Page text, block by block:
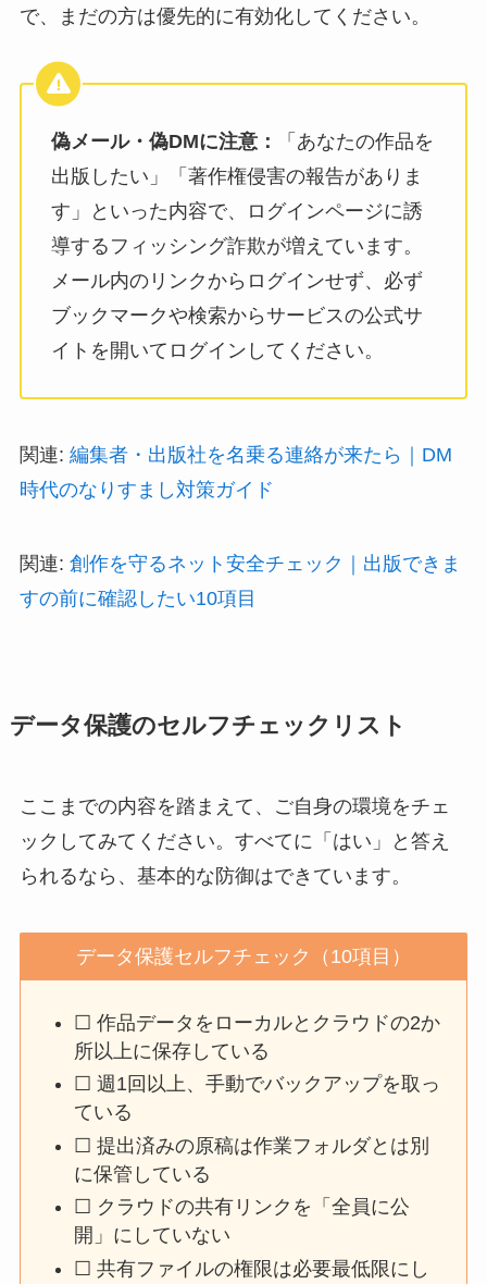
で、まだの方は優先的に有効化してください。
偽メール・偽DMに注意：
「あなたの作品を
出版したい」「著作権侵害の報告がありま
す」といった内容で、ログインページに誘
導するフィッシング詐欺が増えています。
メール内のリンクからログインせず、必ず
ブックマークや検索からサービスの公式サ
イトを開いてログインしてください。
関連: 編集者・出版社を名乗る連絡が来たら｜DM
時代のなりすまし対策ガイド
関連: 創作を守るネット安全チェック｜出版できま
すの前に確認したい10項目
データ保護のセルフチェックリスト
ここまでの内容を踏まえて、ご自身の環境をチェ
ックしてみてください。すべてに「はい」と答え
られるなら、基本的な防御はできています。
データ保護セルフチェック（10項目）
☐ 作品データをローカルとクラウドの2か
所以上に保存している
☐ 週1回以上、手動でバックアップを取っ
ている
☐ 提出済みの原稿は作業フォルダとは別
に保管している
☐ クラウドの共有リンクを「全員に公
開」にしていない
☐ 共有ファイルの権限は必要最低限にし